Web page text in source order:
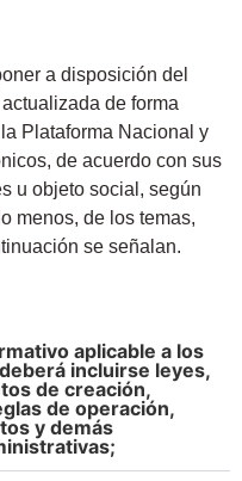
a disposición del
de forma
Plataforma Nacional y
de acuerdo con sus
u objeto social, según
menos, de los temas,
se señalan.
aplicable a los
incluirse leyes,
de creación,
de operación,
y demás